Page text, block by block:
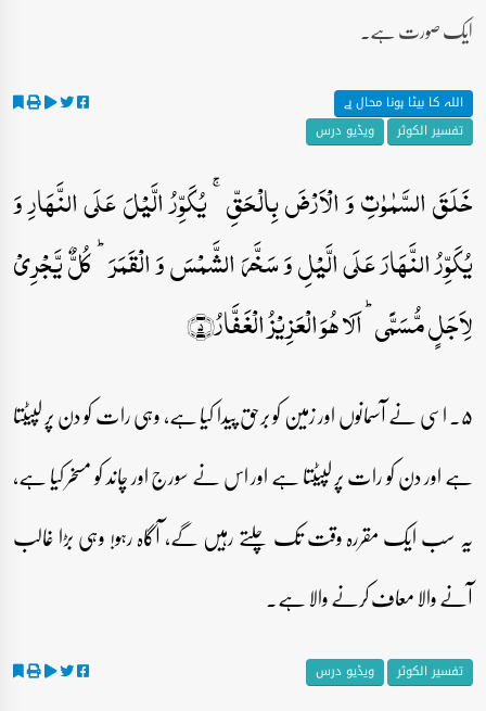
ایک صورت ہے۔
اللہ کا بیٹا ہونا محال ہے
تفسیر الکوثر
ویڈیو درس
خَلَقَ السَّمٰوٰتِ وَ الۡاَرۡضَ بِالۡحَقِّ ۚ یُکَوِّرُ الَّیۡلَ عَلَی النَّہَارِ وَ
یُکَوِّرُ النَّہَارَ عَلَی الَّیۡلِ وَ سَخَّرَ الشَّمۡسَ وَ الۡقَمَرَ ؕ کُلٌّ یَّجۡرِیۡ
لِاَجَلٍ مُّسَمًّی ؕ اَلَا ہُوَ الۡعَزِیۡزُ الۡغَفَّارُ﴿۵﴾
۵۔ اسی نے آسمانوں اور زمین کو برحق پیدا کیا ہے، وہی رات کو دن پر لپیٹتا
ہے اور دن کو رات پر لپیٹتا ہے اور اس نے سورج اور چاند کو مسخر کیا ہے،
یہ سب ایک مقررہ وقت تک چلتے رہیں گے، آگاہ رہو! وہی بڑا غالب
آنے والا معاف کرنے والا ہے۔
تفسیر الکوثر ویڈیو درس